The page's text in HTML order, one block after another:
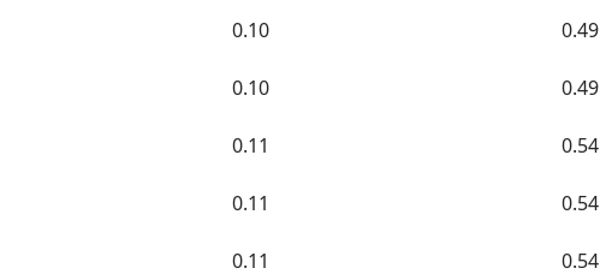
0.10 0.49
0.10 0.49
0.11 0.54
0.11 0.54
0.11 0.54